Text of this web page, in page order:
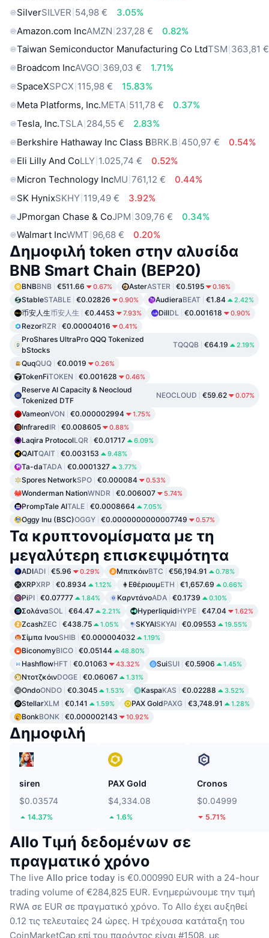
SilverSILVER 54,98 €
3.05%
Amazon.com IncAMZN 237,28 €
0.82%
Taiwan Semiconductor Manufacturing Co LtdTSM 363,81 €
Broadcom IncAVGO 369,03 €
1.71%
SpaceXSPCX 115,98 €
15.83%
Meta Platforms, Inc.META 511,78 €
0.37%
Tesla, Inc.TSLA 284,55 €
2.83%
Berkshire Hathaway Inc Class BBRK.B 450,97 €
0.54%
Eli Lilly And CoLLY 1.025,74 €
0.52%
Micron Technology IncMU 761,12 €
0.44%
SK HynixSKHY 119,49 €
3.92%
JPmorgan Chase & CoJPM 309,76 €
0.34%
Walmart IncWMT 96,68 € 0.20%
Δημοφιλή token στην αλυσίδα
BNB Smart Chain (BEP20)
BNBBNB €511.66 0.67% AsterASTER €0.5195 0.16%
StableSTABLE €0.02826 0.90% AudieraBEAT €1.84 2.42%
币安人生币安人生 €0.4453 7.93% DillDL €0.001618 0.90%
RezorRZR €0.00004016 0.41%
ProShares UltraPro QQQ Tokenized
bStocks
TQQQB €64.19 2.19%
QuqQUQ €0.0019 0.26%
TokenFiTOKEN €0.001628 0.46%
Reserve AI Capacity & Neocloud
Tokenized DTF
NEOCLOUD €59.62 0.07%
VameonVON €0.000002994 1.75%
InfraredIR €0.008605 0.88%
Laqira ProtocolLQR €0.01717 6.09%
QAITQAIT €0.003153 9.48%
Ta-daTADA €0.0001327 3.77%
Spores NetworkSPO €0.000084 0.53%
Wonderman NationWNDR €0.006007 5.74%
PrompTale AITALE €0.0008664 7.05%
Oggy Inu (BSC)OGGY €0.0000000000007749 0.57%
Τα κρυπτονομίσματα με τη
μεγαλύτερη επισκεψιμότητα
ADIADI €5.96 0.29% ΜπιτκόινBTC €56,194.91 0.78%
XRPXRP €0.8934 1.12% ΕθέριουμETH €1,657.69 0.66%
PiPI €0.07777 1.84% ΚαρντάνοADA €0.1739 0.10%
ΣολάναSOL €64.47 2.21% HyperliquidHYPE €47.04 1.62%
ZcashZEC €438.75 1.05% SKYAISKYAI €0.09553 19.55%
Σίμπα ΙνουSHIB €0.000004032 1.19%
BiconomyBICO €0.05144 48.80%
HashflowHFT €0.01063 43.32% SuiSUI €0.5906 1.45%
ΝτοτζκόινDOGE €0.06067 1.31%
OndoONDO €0.3045 1.53% KaspaKAS €0.02288 3.52%
StellarXLM €0.141 1.59% PAX GoldPAXG €3,748.91 1.28%
BonkBONK €0.000002143 10.92%
Δημοφιλή
siren
$0.03574
14.37%
PAX Gold
$4,334.08
1.6%
Cronos
$0.04999
5.71%
Allo Τιμή δεδομένων σε
πραγματικό χρόνο
The live Allo price today is €0.000990 EUR with a 24-hour
trading volume of €284,825 EUR. Ενημερώνουμε την τιμή
RWA σε EUR σε πραγματικό χρόνο. Το Allo έχει αυξηθεί
0.12 τις τελευταίες 24 ώρες. Η τρέχουσα κατάταξη του
CoinMarketCap επί του παρόντος είναι #1508, με